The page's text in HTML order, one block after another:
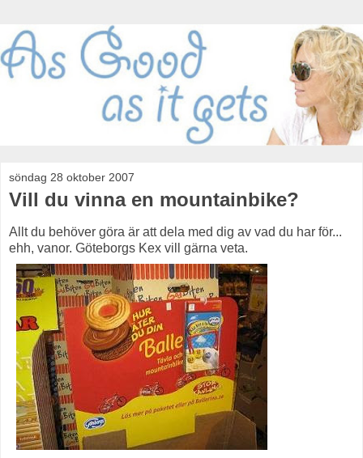
söndag 28 oktober 2007
Vill du vinna en mountainbike?
Allt du behöver göra är att dela med dig av vad du har för...
ehh, vanor. Göteborgs Kex vill gärna veta.